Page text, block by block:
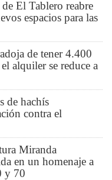
El Tablero reabre
espacios para las
de tener 4.400
alquiler se reduce a
de hachís
contra el
Miranda
en un homenaje a
y 70